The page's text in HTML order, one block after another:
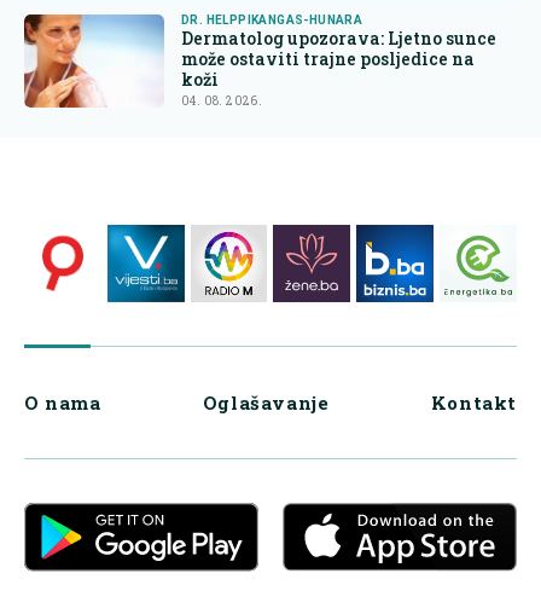
DR. HELPPIKANGAS-HUNARA
Dermatolog upozorava: Ljetno sunce
može ostaviti trajne posljedice na
koži
04. 08. 2026.
O nama Oglašavanje Kontakt